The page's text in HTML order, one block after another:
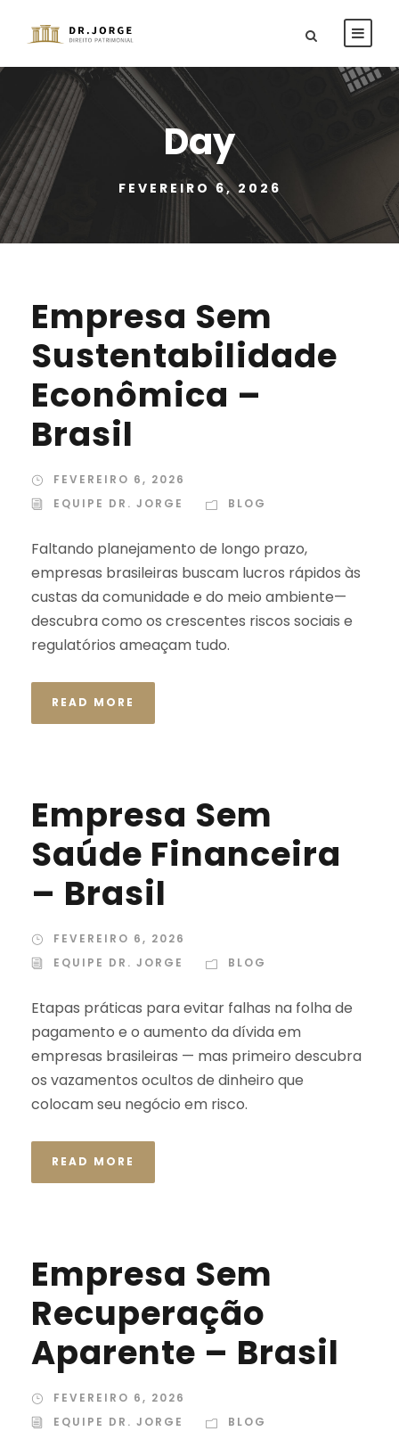
Day
FEVEREIRO 6, 2026
Empresa Sem
Sustentabilidade
Econômica –
Brasil
FEVEREIRO 6, 2026
EQUIPE DR. JORGE
BLOG
Faltando planejamento de longo prazo,
empresas brasileiras buscam lucros rápidos às
custas da comunidade e do meio ambiente—
descubra como os crescentes riscos sociais e
regulatórios ameaçam tudo.
READ MORE
Empresa Sem
Saúde Financeira
– Brasil
FEVEREIRO 6, 2026
EQUIPE DR. JORGE
BLOG
Etapas práticas para evitar falhas na folha de
pagamento e o aumento da dívida em
empresas brasileiras — mas primeiro descubra
os vazamentos ocultos de dinheiro que
colocam seu negócio em risco.
READ MORE
Empresa Sem
Recuperação
Aparente – Brasil
FEVEREIRO 6, 2026
EQUIPE DR. JORGE
BLOG